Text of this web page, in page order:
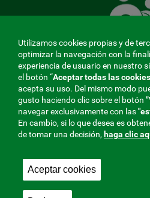
que
ti
MENÚ
REDES
V20
Mutua Colaboradora con la
Utilizamos cookies propias y de
optimizar la navegación con la
experiencia de usuario en nuestro
el botón “Aceptar todas las cookies
acepta su uso. Del mismo modo
gusto haciendo clic sobre el botón ”
navegar exclusivamente con las
En cambio, si lo que desea es
de tomar una decisión, haga clic
Aceptar cookies